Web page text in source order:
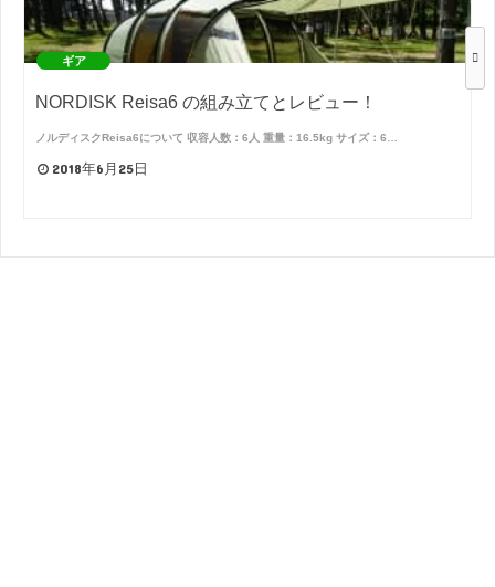
ギア
NORDISK Reisa6 の組み立てとレビュー！
ノルディスクReisa6について 収容人数：6人 重量：16.5kg サイズ：6…
2018年6月25日